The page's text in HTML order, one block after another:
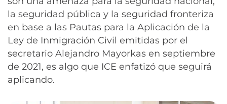
la seguridad pública y la seguridad fronteriza
en base a las Pautas para la Aplicación de la
Ley de Inmigración Civil emitidas por el
secretario Alejandro Mayorkas en septiembre
de 2021, es algo que ICE enfatizó que seguirá
aplicando.